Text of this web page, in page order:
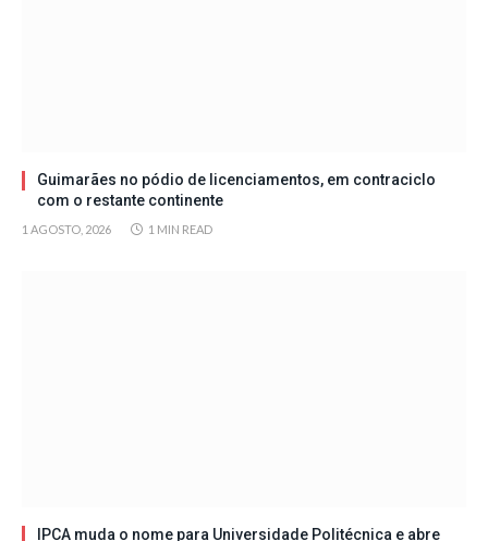
Guimarães no pódio de licenciamentos, em contraciclo
com o restante continente
1 AGOSTO, 2026 1 MIN READ
IPCA muda o nome para Universidade Politécnica e abre